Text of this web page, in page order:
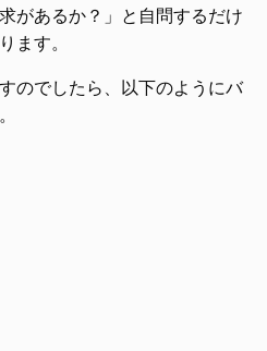
があるか？」と自問するだけ
ます。
のでしたら、以下のようにバ